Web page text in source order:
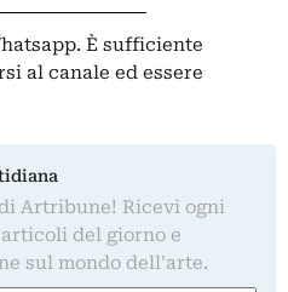
È sufficiente
al canale ed essere
Artribune! Ricevi ogni
del giorno e
sul mondo dell'arte.